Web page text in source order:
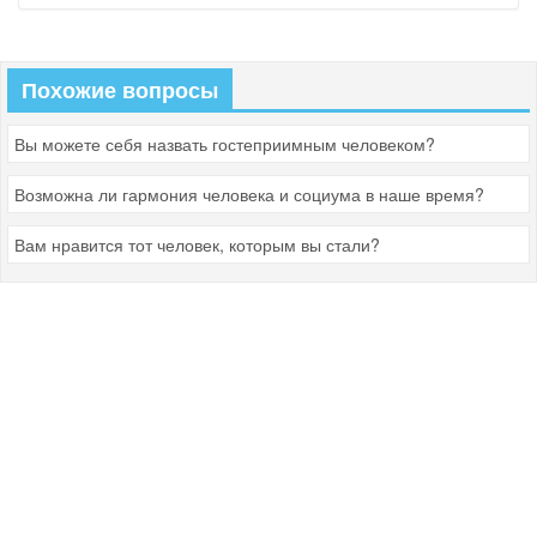
Похожие вопросы
Вы можете себя назвать гостеприимным человеком?
Возможна ли гармония человека и социума в наше время?
Вам нравится тот человек, которым вы стали?